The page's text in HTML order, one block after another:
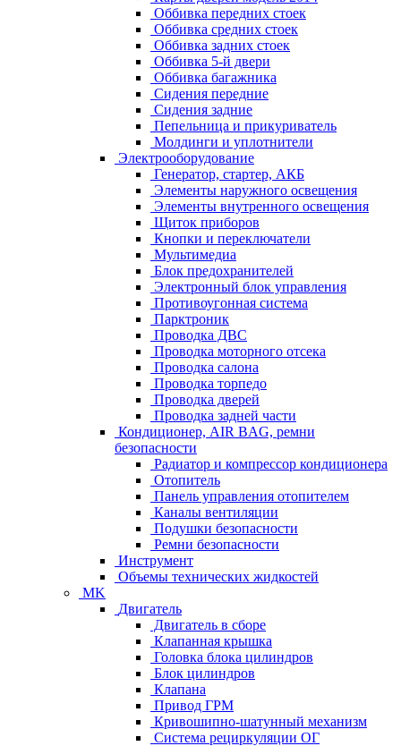
Оббивка передних стоек
Оббивка средних стоек
Оббивка задних стоек
Оббивка 5-й двери
Оббивка багажника
Сидения передние
Сидения задние
Пепельница и прикуриватель
Молдинги и уплотнители
Электрооборудование
Генератор, стартер, АКБ
Элементы наружного освещения
Элементы внутренного освещения
Щиток приборов
Кнопки и переключатели
Мультимедиа
Блок предохранителей
Электронный блок управления
Противоугонная система
Парктроник
Проводка ДВС
Проводка моторного отсека
Проводка салона
Проводка торпедо
Проводка дверей
Проводка задней части
Кондиционер, AIR BAG, ремни
безопасности
Радиатор и компрессор кондиционера
Отопитель
Панель управления отопителем
Каналы вентиляции
Подушки безопасности
Ремни безопасности
Инструмент
Объемы технических жидкостей
MK
Двигатель
Двигатель в сборе
Клапанная крышка
Головка блока цилиндров
Блок цилиндров
Клапана
Привод ГРМ
Кривошипно-шатунный механизм
Система рециркуляции ОГ